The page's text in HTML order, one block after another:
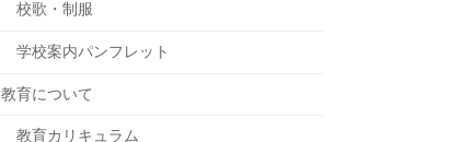
校歌・制服
学校案内パンフレット
教育について
教育カリキュラム